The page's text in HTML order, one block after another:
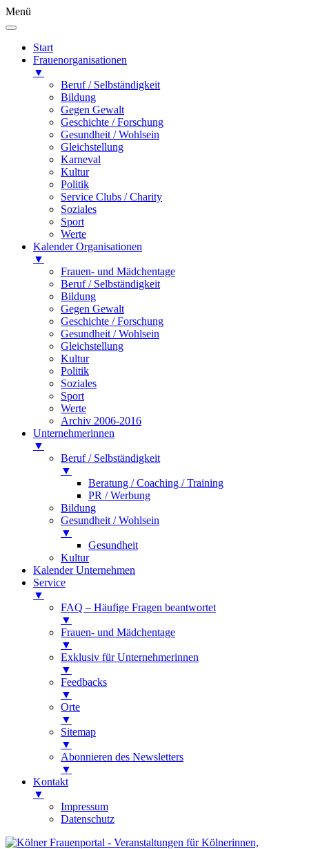
Menü
Start
Frauenorganisationen
▼
Beruf / Selbständigkeit
Bildung
Gegen Gewalt
Geschichte / Forschung
Gesundheit / Wohlsein
Gleichstellung
Karneval
Kultur
Politik
Service Clubs / Charity
Soziales
Sport
Werte
Kalender Organisationen
▼
Frauen- und Mädchentage
Beruf / Selbständigkeit
Bildung
Gegen Gewalt
Geschichte / Forschung
Gesundheit / Wohlsein
Gleichstellung
Kultur
Politik
Soziales
Sport
Werte
Archiv 2006-2016
Unternehmerinnen
▼
Beruf / Selbständigkeit
▼
Beratung / Coaching / Training
PR / Werbung
Bildung
Gesundheit / Wohlsein
▼
Gesundheit
Kultur
Kalender Unternehmen
Service
▼
FAQ – Häufige Fragen beantwortet
▼
Frauen- und Mädchentage
▼
Exklusiv für Unternehmerinnen
▼
Feedbacks
▼
Orte
▼
Sitemap
▼
Abonnieren des Newsletters
▼
Kontakt
▼
Impressum
Datenschutz